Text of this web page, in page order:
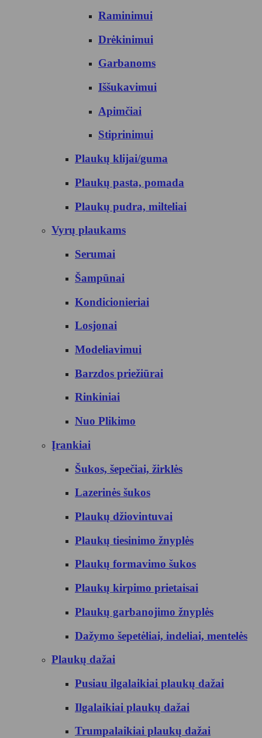
Raminimui
Drėkinimui
Garbanoms
Iššukavimui
Apimčiai
Stiprinimui
Plaukų klijai/guma
Plaukų pasta, pomada
Plaukų pudra, milteliai
Vyrų plaukams
Serumai
Šampūnai
Kondicionieriai
Losjonai
Modeliavimui
Barzdos priežiūrai
Rinkiniai
Nuo Plikimo
Įrankiai
Šukos, šepečiai, žirklės
Lazerinės šukos
Plaukų džiovintuvai
Plaukų tiesinimo žnyplės
Plaukų formavimo šukos
Plaukų kirpimo prietaisai
Plaukų garbanojimo žnyplės
Dažymo šepetėliai, indeliai, mentelės
Plaukų dažai
Pusiau ilgalaikiai plaukų dažai
Ilgalaikiai plaukų dažai
Trumpalaikiai plaukų dažai